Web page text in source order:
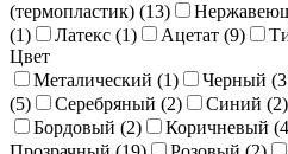
(термопластик) (13)
(1) Латекс (1) Ацетат (9)
Цвет
Металический (1) Черный (
(5) Серебряный (2) Синий (2)
Бордовый (2) Коричневый (4